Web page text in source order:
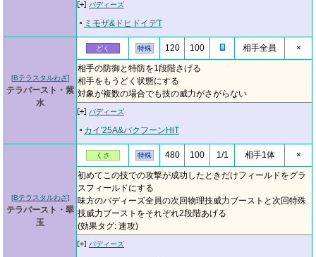
バディーズ
ミモザ&ドヒドイデT
[Bテラスタルわざ]
テラバースト・紫
水
どく 特殊 120 100 相手全員 ×
相手の防御と特防を1段階さげる
相手をもうどく状態にする
対象が複数の場合でも技の威力がさがらない
バディーズ
カイ'25A&バクフーンHiT
[Bテラスタルわざ]
テラバースト・翠
玉
くさ 特殊 480 100 1/1 相手1体 ×
初めてこの技での攻撃が成功したときだけフィールドをグラ
スフィールドにする
味方のバディーズ全員の次回物理技威力ブーストと次回特殊
技威力ブーストをそれぞれ2段階あげる
(効果タグ: 速攻)
バディーズ